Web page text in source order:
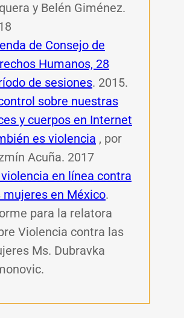
y Belén Giménez.
de Consejo de
Humanos, 28
de sesiones. 2015.
sobre nuestras
y cuerpos en Internet
es violencia , por
Acuña. 2017
en línea contra
mujeres en México.
para la relatora
Violencia contra las
Ms. Dubravka